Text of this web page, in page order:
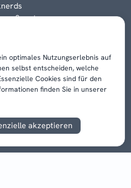
optimales Nutzungserlebnis auf
selbst entscheiden, welche
Cookies sind für den
finden Sie in unserer
akzeptieren
Sonntag
& Kontroversen